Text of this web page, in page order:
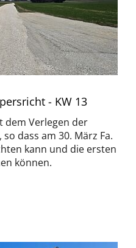
- KW 13
dem Verlegen der
dass am 30. März Fa.
kann und die ersten
können.